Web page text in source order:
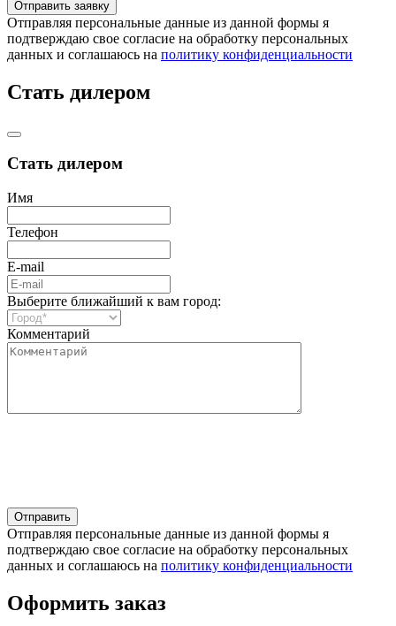
Отправляя персональные данные из данной формы я
подтверждаю свое согласие на обработку персональных
данных и соглашаюсь на политику конфиденциальности
Стать дилером
Стать дилером
Имя
Телефон
E-mail
Выберите ближайший к вам город:
Комментарий
Отправляя персональные данные из данной формы я
подтверждаю свое согласие на обработку персональных
данных и соглашаюсь на политику конфиденциальности
Оформить заказ